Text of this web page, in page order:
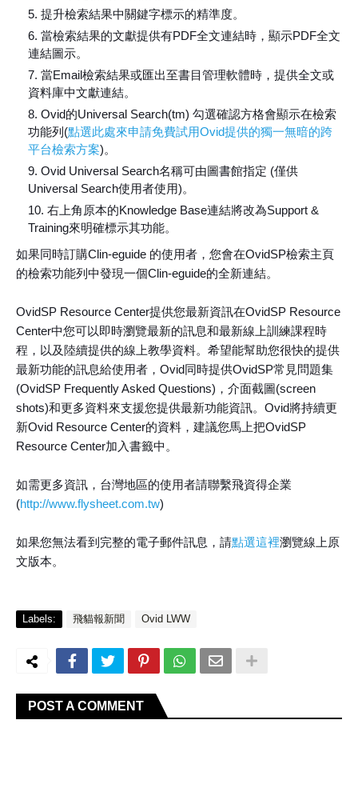
提升檢索結果中關鍵字標示的精準度。
當檢索結果的文獻提供有PDF全文連結時，顯示PDF全文
連結圖示。
當Email檢索結果或匯出至書目管理軟體時，提供全文或
資料庫中文獻連結。
Ovid的Universal Search(tm) 勾選確認方格會顯示在檢索
功能列(點選此處來申請免費試用Ovid提供的獨一無暗的跨
平台檢索方案)。
Ovid Universal Search名稱可由圖書館指定 (僅供
Universal Search使用者使用)。
右上角原本的Knowledge Base連結將改為Support &
Training來明確標示其功能。
如果同時訂購Clin-eguide 的使用者，您會在OvidSP檢索主頁
的檢索功能列中發現一個Clin-eguide的全新連結。
OvidSP Resource Center提供您最新資訊在OvidSP Resource
Center中您可以即時瀏覽最新的訊息和最新線上訓練課程時
程，以及陸續提供的線上教學資料。希望能幫助您很快的提供
最新功能的訊息給使用者，Ovid同時提供OvidSP常見問題集
(OvidSP Frequently Asked Questions)，介面截圖(screen
shots)和更多資料來支援您提供最新功能資訊。Ovid將持續更
新Ovid Resource Center的資料，建議您馬上把OvidSP
Resource Center加入書籤中。
如需更多資訊，台灣地區的使用者請聯繫飛資得企業
(http://www.flysheet.com.tw)
如果您無法看到完整的電子郵件訊息，請點選這裡瀏覽線上原
文版本。
Labels: 飛貓報新聞 Ovid LWW
POST A COMMENT